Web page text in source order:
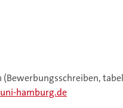
uni-hamburg.de